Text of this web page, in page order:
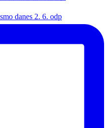
danes 2. 6. odp